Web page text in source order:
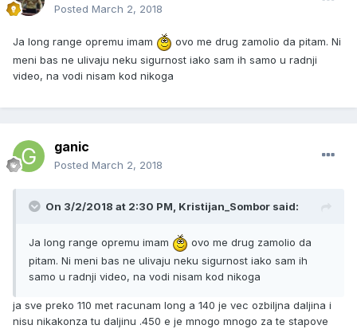
Posted March 2, 2018
Ja long range opremu imam
ovo me drug zamolio da pitam. Ni
meni bas ne ulivaju neku sigurnost iako sam ih samo u radnji
video, na vodi nisam kod nikoga
ganic
Posted March 2, 2018
On 3/2/2018 at 2:30 PM, Kristijan_Sombor said:
Ja long range opremu imam
ovo me drug zamolio da
pitam. Ni meni bas ne ulivaju neku sigurnost iako sam ih
samo u radnji video, na vodi nisam kod nikoga
ja sve preko 110 met racunam long a 140 je vec ozbiljna daljina i
nisu nikakonza tu daljinu .450 e je mnogo mnogo za te stapove